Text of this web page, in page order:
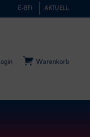
E-BFI AKTUELL
Warenkorb